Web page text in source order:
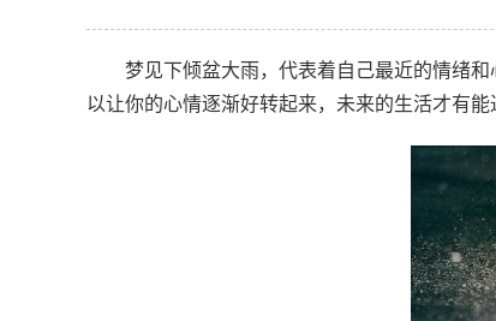
梦见下倾盆大雨，代表着自己最近的情绪
以让你的心情逐渐好转起来，未来的生活才有能